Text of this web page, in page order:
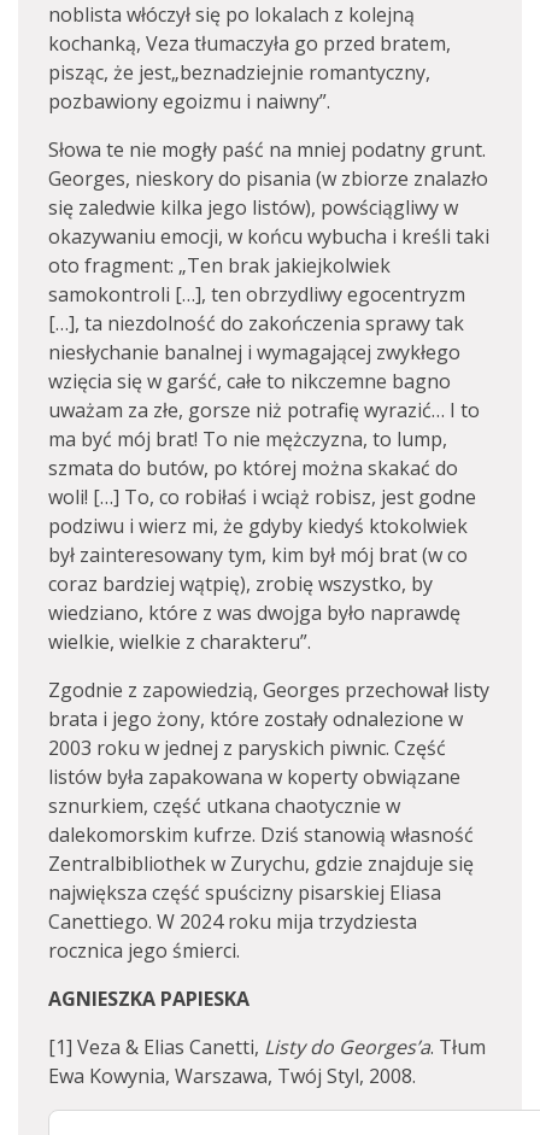
noblista włóczył się po lokalach z kolejną
kochanką, Veza tłumaczyła go przed bratem,
pisząc, że jest„beznadziejnie romantyczny,
pozbawiony egoizmu i naiwny”.
Słowa te nie mogły paść na mniej podatny grunt.
Georges, nieskory do pisania (w zbiorze znalazło
się zaledwie kilka jego listów), powściągliwy w
okazywaniu emocji, w końcu wybucha i kreśli taki
oto fragment: „Ten brak jakiejkolwiek
samokontroli […], ten obrzydliwy egocentryzm
[…], ta niezdolność do zakończenia sprawy tak
niesłychanie banalnej i wymagającej zwykłego
wzięcia się w garść, całe to nikczemne bagno
uważam za złe, gorsze niż potrafię wyrazić… I to
ma być mój brat! To nie mężczyzna, to lump,
szmata do butów, po której można skakać do
woli! […] To, co robiłaś i wciąż robisz, jest godne
podziwu i wierz mi, że gdyby kiedyś ktokolwiek
był zainteresowany tym, kim był mój brat (w co
coraz bardziej wątpię), zrobię wszystko, by
wiedziano, które z was dwojga było naprawdę
wielkie, wielkie z charakteru”.
Zgodnie z zapowiedzią, Georges przechował listy
brata i jego żony, które zostały odnalezione w
2003 roku w jednej z paryskich piwnic. Część
listów była zapakowana w koperty obwiązane
sznurkiem, część utkana chaotycznie w
dalekomorskim kufrze. Dziś stanowią własność
Zentralbibliothek w Zurychu, gdzie znajduje się
największa część spuścizny pisarskiej Eliasa
Canettiego. W 2024 roku mija trzydziesta
rocznica jego śmierci.
AGNIESZKA PAPIESKA
[1] Veza & Elias Canetti, Listy do Georges’a. Tłum
Ewa Kowynia, Warszawa, Twój Styl, 2008.